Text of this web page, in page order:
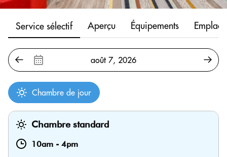
Service sélectif Aperçu Équipements
Chambre de jour
Chambre standard
10am - 4pm